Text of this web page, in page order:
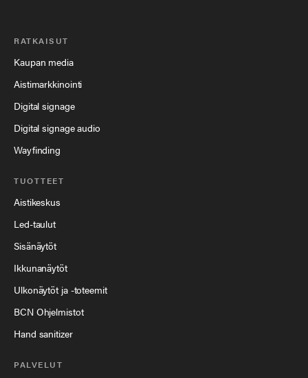
RATKAISUT
Kaupan media
Aistimarkkinointi
Digital signage
Digital signage audio
Wayfinding
TUOTTEET
Aistikeskus
Led-taulut
Sisänäytöt
Ikkunanäytöt
Ulkonäytöt ja -toteemit
BCN Ohjelmistot
Hand sanitizer
PALVELUT